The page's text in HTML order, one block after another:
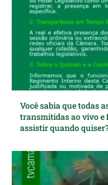
Você sabia que todas
transmitidas ao vivo e
assistir quando